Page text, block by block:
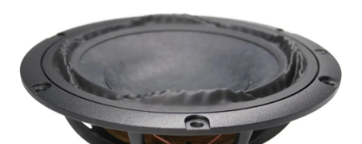
hviezdičiek.